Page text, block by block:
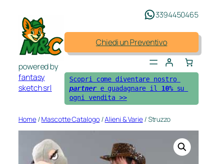
contenuto
powered by
fantasy
sketch srl
3394450465
Chiedi un Preventivo
Scopri come diventare nostro
partner e guadagnare il 10% su
ogni vendita >>
Home/Mascotte Catalogo/Alieni & Varie/ Struzzo